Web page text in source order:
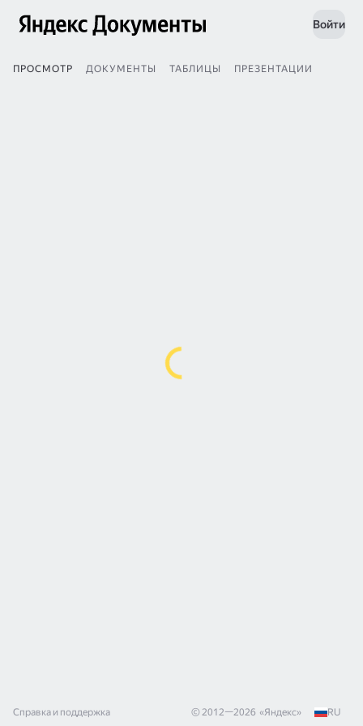
Войти
ПРОСМОТР ДОКУМЕНТЫ ТАБЛИЦЫ ПРЕЗЕНТАЦИИ
Справка и поддержка © 2012—2026 «Яндекс» RU